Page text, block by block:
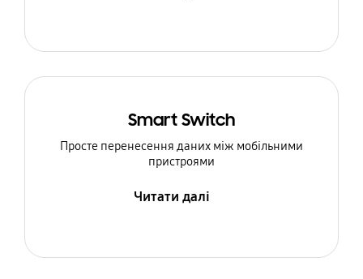
Smart Switch
Просте перенесення даних між мобільними
пристроями
Читати далі